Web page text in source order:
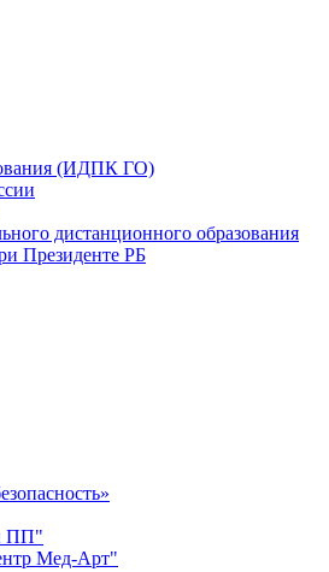
(ИДПК ГО)
дистанционного образования
Президенте РБ
ПП"
Мед-Арт"